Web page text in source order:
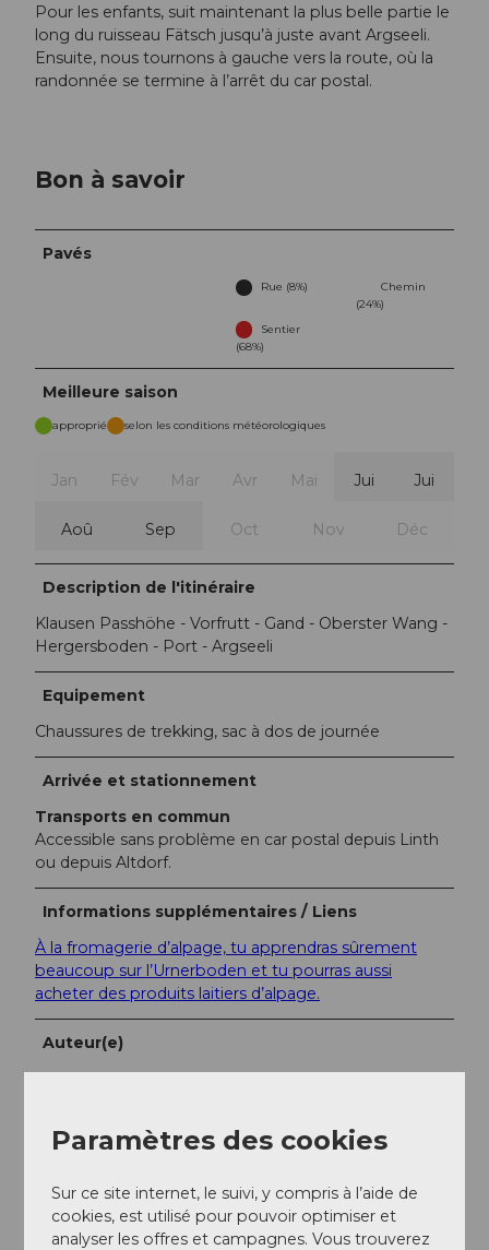
Pour les enfants, suit maintenant la plus belle partie le
long du ruisseau Fätsch jusqu’à juste avant Argseeli.
Ensuite, nous tournons à gauche vers la route, où la
randonnée se termine à l’arrêt du car postal.
Bon à savoir
Pavés
Rue (8%)
Chemin
(24%)
Sentier
(68%)
Meilleure saison
approprié selon les conditions météorologiques
Jan Fév Mar Avr Mai Jui Jui
Aoû Sep Oct Nov Déc
Description de l'itinéraire
Klausen Passhöhe - Vorfrutt - Gand - Oberster Wang -
Hergersboden - Port - Argseeli
Equipement
Chaussures de trekking, sac à dos de journée
Arrivée et stationnement
Transports en commun
Accessible sans problème en car postal depuis Linth
ou depuis Altdorf.
Informations supplémentaires / Liens
À la fromagerie d’alpage, tu apprendras sûrement
beaucoup sur l’Urnerboden et tu pourras aussi
acheter des produits laitiers d’alpage.
Auteur(e)
Markus Fehlmann
Organisation
Conseil de l'auteur
Paramètres des cookies
Sur ce site internet, le suivi, y compris à l’aide de
cookies, est utilisé pour pouvoir optimiser et
analyser les offres et campagnes. Vous trouverez